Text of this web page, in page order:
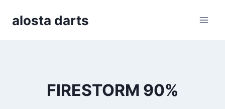
alosta darts
FIRESTORM 90%